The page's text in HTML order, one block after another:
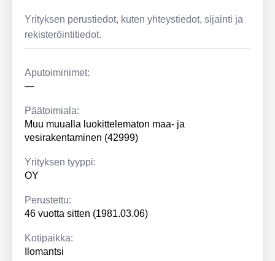
Yrityksen perustiedot, kuten yhteystiedot, sijainti ja
rekisteröintitiedot.
Aputoiminimet:
—
Päätoimiala:
Muu muualla luokittelematon maa- ja
vesirakentaminen (42999)
Yrityksen tyyppi:
OY
Perustettu:
46 vuotta sitten (1981.03.06)
Kotipaikka:
Ilomantsi